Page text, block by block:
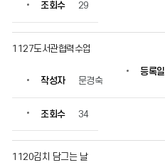
자,
록
조회수 29
1127도서관협력수업
작성자 문경숙
등록일
조회수 34
1120김치 담그는 날